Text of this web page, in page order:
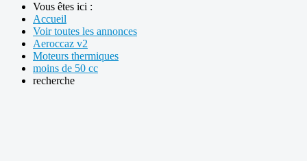
Vous êtes ici :
Accueil
Voir toutes les annonces
Aeroccaz v2
Moteurs thermiques
moins de 50 cc
recherche